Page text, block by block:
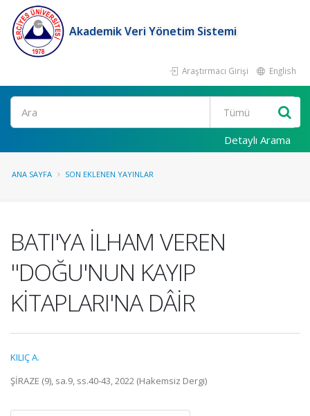
Akademik Veri Yönetim Sistemi
Araştırmacı Girişi English
Ara
Detaylı Arama
ANA SAYFA SON EKLENEN YAYINLAR
BATI'YA İLHAM VEREN
''DOĞU'NUN KAYIP
KİTAPLARI'NA DÂİR
KILIÇ A.
ŞİRAZE (9), sa.9, ss.40-43, 2022 (Hakemsiz Dergi)